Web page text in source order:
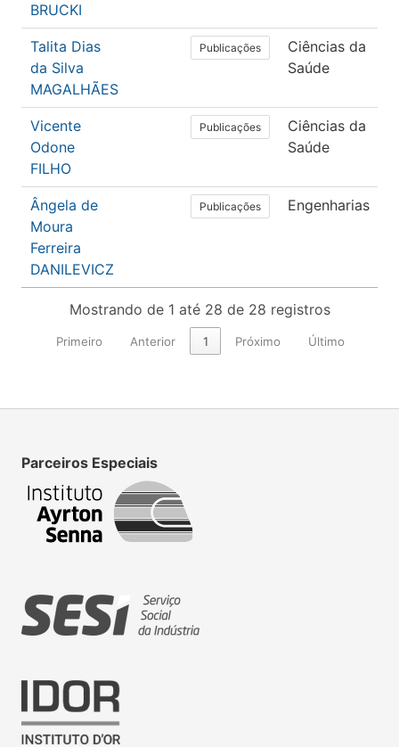
BRUCKI
Talita Dias
da Silva
MAGALHÃES
Publicações
Ciências da
Saúde
Vicente
Odone
FILHO
Publicações
Ciências da
Saúde
Ângela de
Moura
Ferreira
DANILEVICZ
Publicações Engenharias
Mostrando de 1 até 28 de 28 registros
Primeiro Anterior 1 Próximo Último
Parceiros Especiais